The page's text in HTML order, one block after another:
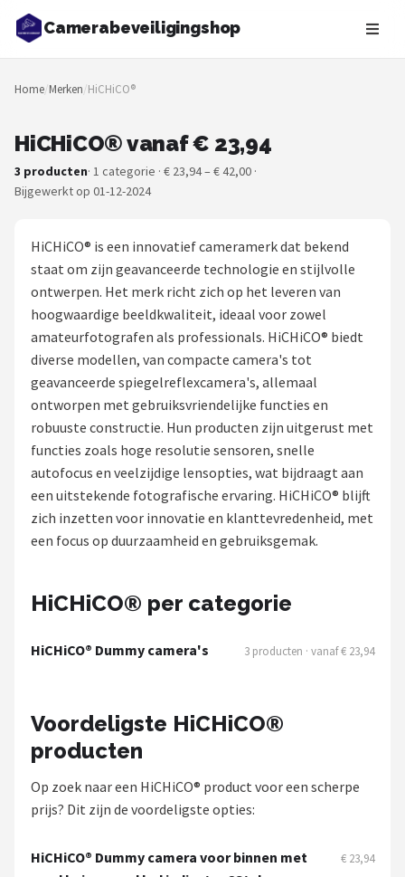
Camerabeveiligingshop
Zoeken
NAVIGATIE
Merken
Beveiligingscamera's
Camera Deurbellen
NAS
Shop
POPULAIRE MERKEN
Home-Locking
Reolink
EZVIZ
Foscam
Smartwares
ieGeek
Home/Merken/HiCHiCO®
HiCHiCO® vanaf € 23,94
3 producten· 1 categorie · € 23,94 – € 42,00 ·
Bijgewerkt op 01-12-2024
HiCHiCO® is een innovatief cameramerk dat bekend
staat om zijn geavanceerde technologie en stijlvolle
ontwerpen. Het merk richt zich op het leveren van
hoogwaardige beeldkwaliteit, ideaal voor zowel
amateurfotografen als professionals. HiCHiCO® biedt
diverse modellen, van compacte camera's tot
geavanceerde spiegelreflexcamera's, allemaal
ontworpen met gebruiksvriendelijke functies en
robuuste constructie. Hun producten zijn uitgerust met
functies zoals hoge resolutie sensoren, snelle
autofocus en veelzijdige lensopties, wat bijdraagt aan
een uitstekende fotografische ervaring. HiCHiCO® blijft
zich inzetten voor innovatie en klanttevredenheid, met
een focus op duurzaamheid en gebruiksgemak.
HiCHiCO® per categorie
HiCHiCO® Dummy camera's 3 producten · vanaf € 23,94
Voordeligste HiCHiCO®
producten
Op zoek naar een HiCHiCO® product voor een scherpe
prijs? Dit zijn de voordeligste opties:
HiCHiCO® Dummy camera voor binnen met
€ 23,94